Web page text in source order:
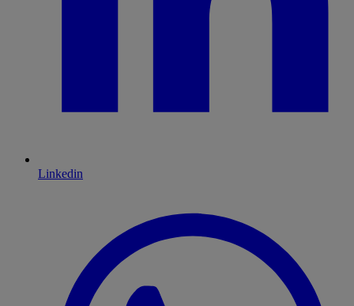
Linkedin